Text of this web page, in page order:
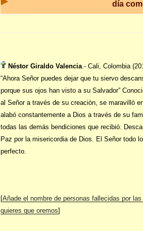
día
Néstor Giraldo Valencia .- Cali, Colombia
“Ahora Señor puedes dejar que tu siervo
porque sus ojos han visto a su Salvador”
al Señor a través de su creaciòn, se maravillò
alabó constantemente a Dios a través de su
todas las demás bendiciones que recibió.
Paz por la misericordia de Dios. El Señor todo
perfecto.
[Añade el nombre de personas fallecidas por las
quieres que oremos]